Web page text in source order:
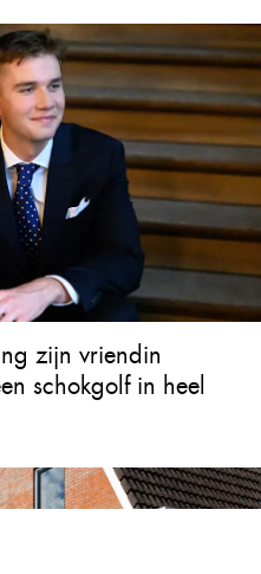
zijn vriendin
schokgolf in heel